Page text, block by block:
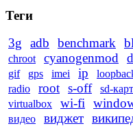
Теги
3g
adb benchmark
chroot
cyanogenmod
gif gps imei ip
radio
root s-off sd-
virtualbox wi-fi
видео виджет